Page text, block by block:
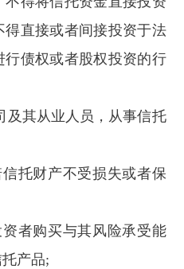
直接或者间接投资于法
债权或者股权投资的行
及其从业人员，从事信托
托财产不受损失或者保
者购买与其风险承受能
产品;